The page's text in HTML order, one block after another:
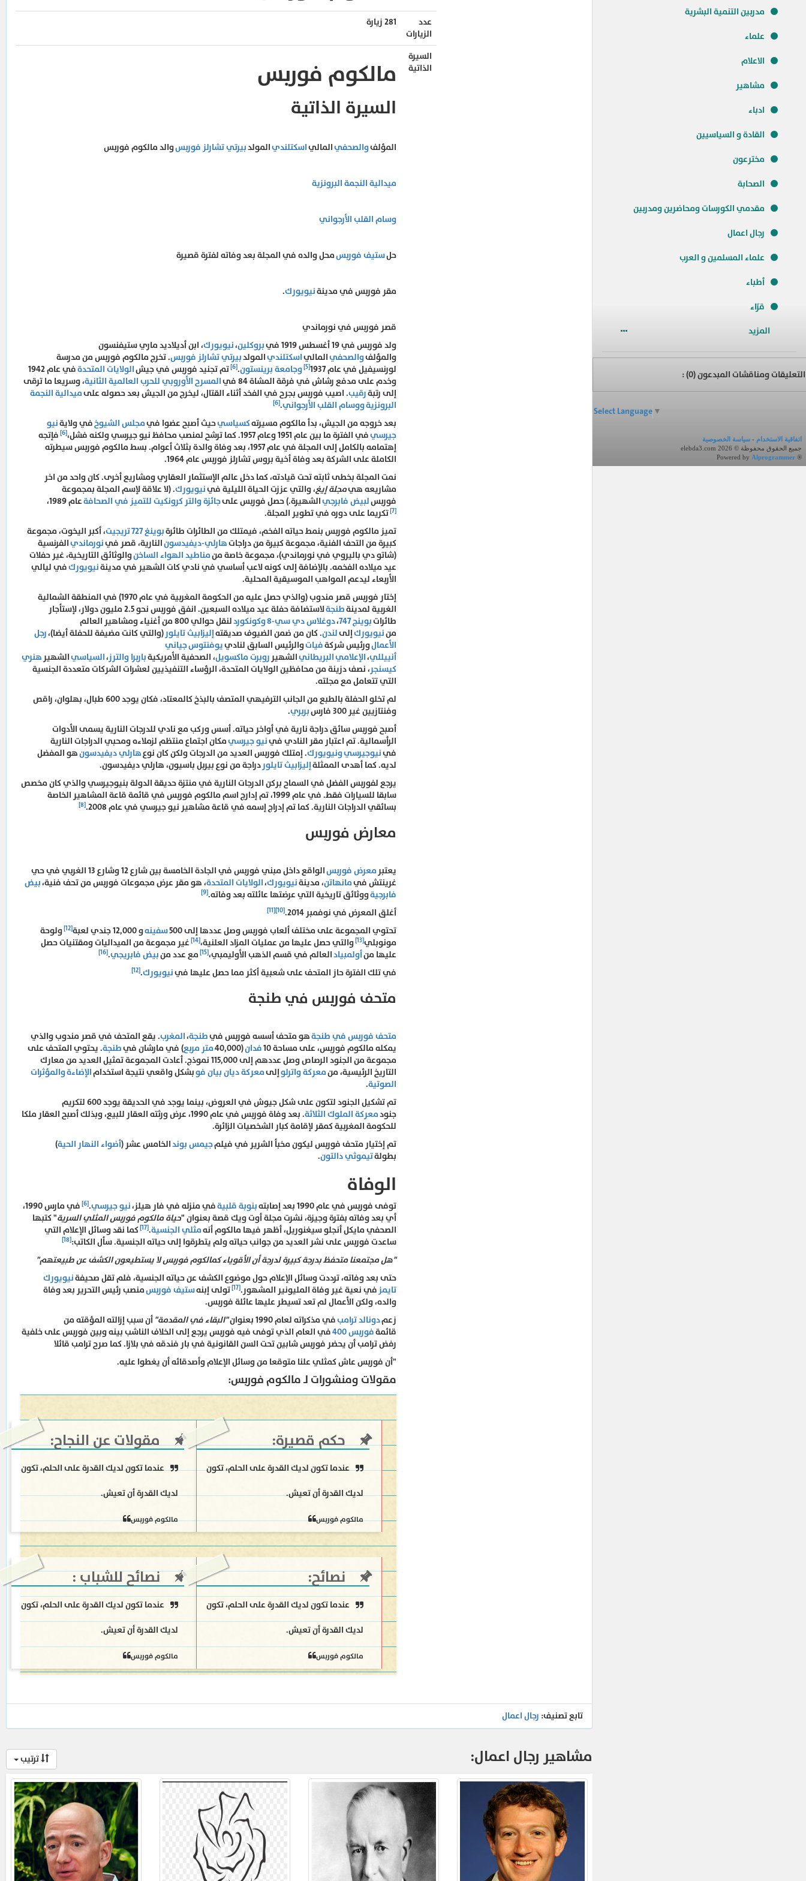
مدربين التنمية البشرية
علماء
الاعلام
مشاهير
ادباء
القادة و السياسيين
مخترعون
الصحابة
مقدمي الكورسات ومحاضرين ومدربين
رجال اعمال
علماء المسلمين و العرب
أطباء
قرّاء
المزيد
ومناقشات المبدعون (0
) :
Select Language▼
اتفاقية الاستخدام - سياسة الخصوصية
جميع الحقوق محفوظة © elebda3.com 2026
Powered by Alprogrammer ®
عدد
الزيارات
281 زيارة
السيرة
الذاتية
مالكوم فوربس
السيرة الذاتية
المؤلفوالصحفيالمالياسكتلنديالمولدبيرتي تشارلز فوربسوالد مالكوم فوربس
ميدالية النجمة البرونزية
وسام القلب الأرجواني
حلستيف فوربسمحل والده في المجلة بعد وفاته لفترة قصيرة
مقر فوربس في مدينةنيويورك.
قصر فوربس في نورماندي
ولد فوربس في 19 أغسطس 1919 في
بروكلين،نيويورك، ابن أديلاديد ماري ستيفنسون
والمؤلفوالصحفيالمالياسكتلنديالمولدبيرتي تشارلز فوربس. تخرج مالكوم فوربس من مدرسة
لورنسيفيل في عام 1937
[5] وجامعة برينستون.
[6] تم تجنيد فوربس في جيشالولايات المتحدة
في عام 1942
وخدم على مدفع رشاش في فرقة المشاة 84 في
المسرح الأوروبي للحرب العالمية الثانية، وسريعا ما ترقى
إلى رتبةرقيب. اصيب فوربس بجرح في الفخد أثناء القتال، ليخرج من الجيش بعد حصوله علىميدالية النجمة
البرونزيةووسام القلب الأرجواني.
[6]
بعد خروجه من الجيش، بدأ مالكوم مسيرتهكسياسيحيث أصبح عضوا فيمجلس الشيوخفي ولايةنيو
جيرسيفي الفترة ما بين عام 1951 وعام 1957. كما ترشح لمنصب محافظ نيو جيرسي ولكنه فشل، [6]
فإتجه
إهتمامه بالكامل إلى المجلة في عام 1957، بعد وفاة والدة بثلاث أعوام. بسط مالكوم فوربس سيطرته
الكاملة على الشركة بعد وفاة أخية بروس تشارلز فوربس عام 1964.
نمت المجلة بخطى ثابته تحت قيادته، كما دخل عالم الإستثمار العقاري ومشاريع أخرى. كان واحد من اخر
مشاريعه هيمجلة إيغ، والتي عززت الحياة الليلية فينيويورك. (لا علاقة لإسم المجلة بمجموعة
فوربسلبيض فابرجيالشهيرة.) حصل فوربس علىجائزة والتر كرونكيت للتميز في الصحافةعام 1989،
[7] تكريما على دوره في تطوير المجلة.
تميز مالكوم فوربس بنمط حياته الفخم، فيمتلك من الطائرات طائرةبوينغ 727 تريجيت، أكبر اليخوت، مجموعة
كبيرة من التحف الفنية، مجموعة كبيرة من دراجاتهارلي-ديفيدسونالنارية، قصر فينورمانديالفرنسية
(شاتو دي باليروي في نورماندي)، مجموعة خاصة منمناطيد الهواء الساخنوالوثائق التاريخية، غير حفلات
عيد ميلاده الفخمه. بالإضافة إلى كونه لاعب أساسي في نادي كات الشهير في مدينةنيويوركفي ليالي
الأربعاء ليدعم المواهب الموسيقية المحلية.
إختار فوربس قصر مندوب (والذي حصل عليه من الحكومة المغربية في عام 1970) في المنطقة الشمالية
الغربية لمدينةطنجة
لاستضافة حفلة عيد ميلاده السبعين. انفق فوربس نحو 2.5 مليون دولار، لإستأجار
طائراتبوينج 747 ،دوغلاس دي سي-8 وكونكورد
لنقل حوالي 800 من أغنياء ومشاهير العالم
مننيويوركإلىلندن. كان من ضمن الضيوف صديقتهإليزابيث تايلور(والتي كانت مضيفة للحفلة أيضا)،رجل
الأعمالورئيس شركةفياتوالرئيس السابق لنادييوفنتوسجياني
أنييللي،الإعلاميالبريطانيالشهير روبرت ماكسويل، الصحفية الأمريكيةباربرا والترز،السياسيالشهير هنري
كيسنجر، نصف دزينة من محافظين الولايات المتحدة، الرؤساء التنفيذيين لعشرات الشركات متعددة الجنسية
التي تتعامل مع مجلته.
لم تخلو الحفلة بالطبع من الجانب الترفيهي المتصف بالبذخ كالمعتاد، فكان يوجد 600 طبال، بهلوان، راقص
وفنتازيين غير 300 فارس
بربري.
أصبح فوربس سائق دراجة نارية في أواخر حياته. أسس وركب مع نادي للدرجات النارية يسمى الأدوات
الرأسمالية. تم اعتبار مقر النادي فينيو جيرسيمكان اجتماع منتظم لزملاءه ومحبي الدراجات النارية
فينيوجيرسيونيويورك. إمتلك فوربس العديد من الدرجات ولكن كان نوعهارلي ديفيدسونهو المفضل
لديه. كما أهدى الممثلةإليزابيث تايلوردراجة من نوع بيربل باسيون، هارلي ديفيدسون.
يرجع لفوربس الفضل في السماح بركن الدرجات النارية في منتزة حديقة الدولة بنيوجيرسي والذي كان مخصص
سابقا للسيارات فقط. في عام 1999، تم إدارج اسم مالكوم فوربس في قائمة قاعة المشاهير الخاصة
بسائقي الدراجات النارية. كما تم إدراج إسمه في قاعة مشاهير نيو جيرسي في عام 2008.
[8]
معارض فوربس
يعتبرمعرض فوربس
الواقع داخل مبني فوربس في الجادة الخامسة بين شارع 12 وشارع 13 الغربي في حي
غرينتش فيمانهاتن، مدينةنيويورك،الولايات المتحدة، هو مقر عرض مجموعات فوربس من تحف فنية،بيض
فابرجيةووثائق تاريخية التي عرضتها عائلته بعد وفاته.[9]
أغلق المعرض في نوفمبر 2014. [10]
[11]
تحتوي المجموعة على مختلف ألعاب فوربس وصل عددها إلى 500 سفينهو 12,000 جندي لعبة [12]
ولوحة
مونوبلي[13] والتي حصل عليها من عمليات المزاد العلنية،[14]
غير مجموعة من الميداليات ومقتنيات حصل
عليها منأولمبيادالعالم في قسم الذهب الأوليمبي،[15] مع عدد منبيض فابريجي.
[16]
في تلك الفترة حاز المتحف على شعبية أكثر مما حصل عليها فينيويورك.
[12]
متحف فوربس في طنجة
متحف فوربس في طنجةهو متحف أسسه فوربس فيطنجة،المغرب. يقع المتحف في قصر مندوب والذي
يمكله مالكوم فوربس، على مساحة 10
فدان(40,000 متر مربع) في مارشان فيطنجة. يحتوي المتحف على
مجموعة من الجنود الرصاص وصل عددهم إلى 115,000 نموذج. أعادت المجموعة تمثيل العديد من معارك
التاريخ الرئيسية، منمعركة واترلوإلىمعركة ديان بيان فوبشكل واقعي نتيجة استخدامالإضاءةوالمؤثرات
الصوتية.
تم تشكيل الجنود لتكون على شكل جيوش في العروض، بينما يوجد في الحديقة يوجد 600 لتكريم
جنودمعركة الملوك الثلاثة
. بعد وفاة فوربس في عام 1990، عرض ورثته العقار للبيع، وبذلك أصبح العقار ملكا
للحكومة المغربية كمقر لإقامة كبار الشخصيات الزائرة.
تم إختيار متحف فوربس ليكون مخبأ الشرير في فيلمجيمس بوندالخامس عشر (أضواء النهار الحية)
بطولةتيموثي دالتون.
الوفاة
توفى فوربس في عام 1990 بعد إصابته بنوبة قلبيةفي منزله في فار هيلز،نيو جيرسي.
[6]
في مارس 1990،
أي بعد وفاته بفترة وجيزة، نشرت مجلة أوت ويك قصة بعنوان "حياة مالكوم فوربس المثلي السرية" كتبها
الصحفي مايكل أنجلو سيغنوريل، أظهر فيها مالكوم أنهمثلي الجنسية.
[17]
كما نقد وسائل الإعلام التي
ساعدت فوربس على نشر العديد من جوانب حياته ولم يتطرقوا إلى حياته الجنسية. سأل الكاتب:[18]
"هل مجتمعنا متحفظ بدرجة كبيرة لدرجة أن الأقوياء كمالكوم فوربس لا يستطيعون الكشف عن طبيعتهم"
حتى بعد وفاته، ترددت وسائل الإعلام حول موضوع الكشف عن حياته الجنسية، فلم تقل صحيفةنيويورك
تايمز في نعية غير وفاة المليونير المشهور.[17] تولى إبنهستيف فوربسمنصب رئيس التحرير بعد وفاة
والده، ولكن الأعمال لم تعد تسيطر عليها عائلة فوربس.
زعمدونالد ترامبفي مذكراته لعام 1990 بعنوان "البقاء في المقدمة"أن سبب إزالته المؤقته من
قائمةفوربس 400
في العام الذي توفى فيه فوربس يرجع إلى الخلاف الناشب بينه وبين فوربس على خلفية
رفض ترامب أن يحضر فوربس شابين تحت السن القانونية في بار فندقه في بلازا. كما صرح ترامب قائلا
"أن فوربس عاش كمثلي علنا متوقعا من وسائل الإعلام وأصدقائه أن يغطوا عليه.
مقولات ومنشورات لـ مالكوم فوربس:
حكم قصيرة:
عندما تكون لديك القدرة على الحلم، تكون
لديك القدرة أن تعيش.
مالكوم فوربس
مقولات عن النجاح:
عندما تكون لديك القدرة على الحلم، تكون
لديك القدرة أن تعيش.
مالكوم فوربس
نصائح:
عندما تكون لديك القدرة على الحلم، تكون
لديك القدرة أن تعيش.
مالكوم فوربس
نصائح للشباب :
عندما تكون لديك القدرة على الحلم، تكون
لديك القدرة أن تعيش.
مالكوم فوربس
تابع تصنيف: رجال اعمال
مشاهير رجال اعمال: